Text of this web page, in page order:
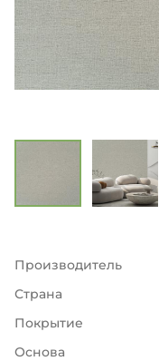
Производитель
Страна
Покрытие
Основа